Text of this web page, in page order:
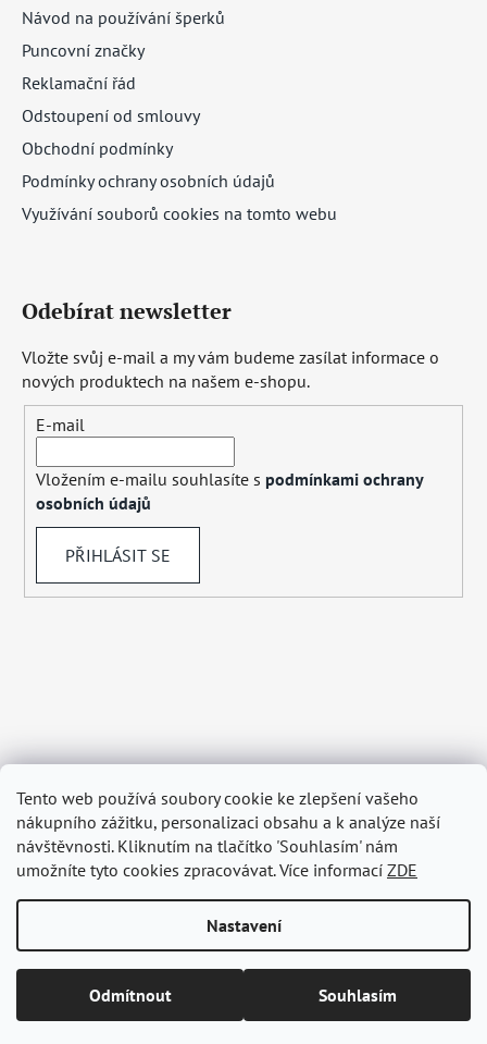
Tento web používá soubory cookie ke zlepšení vašeho
nákupního zážitku, personalizaci obsahu a k analýze naší
návštěvnosti. Kliknutím na tlačítko 'Souhlasím' nám
umožníte tyto cookies zpracovávat. Více informací ZDE
Nastavení
Odmítnout Souhlasím
Návod na používání šperků
Puncovní značky
Reklamační řád
Odstoupení od smlouvy
Obchodní podmínky
Podmínky ochrany osobních údajů
Využívání souborů cookies na tomto webu
Odebírat newsletter
Vložte svůj e-mail a my vám budeme zasílat informace o
nových produktech na našem e-shopu.
E-mail
Vložením e-mailu souhlasíte s podmínkami ochrany
osobních údajů
PŘIHLÁSIT SE
Vytvořil Shoptet
Copyright 2026BELAGRY.cz
. Všechna práva vyhrazena.
Upravit nastavení cookies